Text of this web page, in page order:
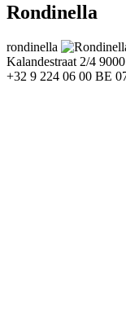
Rondinella
rondinella
Kalandestraat 2/4
+32 9 224 06 00 BE